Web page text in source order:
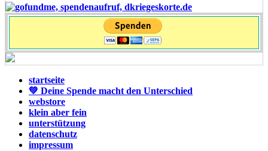
startseite
💚 Deine Spende macht den Unterschied
webstore
klein aber fein
unterstützung
datenschutz
impressum